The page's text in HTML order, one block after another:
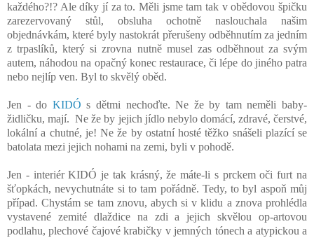
každého?!? Ale díky jí za to. Měli jsme tam tak v obědovou špičku
zarezervovaný stůl, obsluha ochotně naslouchala našim
objednávkám, které byly nastokrát přerušeny odběhnutím za jedním
z trpaslíků, který si zrovna nutně musel zas odběhnout za svým
autem, náhodou na opačný konec restaurace, či lépe do jiného patra
nebo nejlíp ven. Byl to skvělý oběd.
Jen - do KIDÓ s dětmi nechoďte.Ne že by tam neměli baby-
židličku, mají.Ne že by jejich jídlo nebylo domácí, zdravé, čerstvé,
lokální a chutné, je! Ne že by ostatní hosté těžko snášeli plazící se
batolata mezi jejich nohami na zemi, byli v pohodě.
Jen - interiér KIDÓ je tak krásný, že máte-li s prckem oči furt na
šťopkách, nevychutnáte si to tam pořádně. Tedy, to byl aspoň můj
případ. Chystám se tam znovu, abych si v klidu a znova prohlédla
vystavené zemité dlaždice na zdi a jejich skvělou op-artovou
podlahu, plechové čajové krabičky v jemných tónech a atypickou a